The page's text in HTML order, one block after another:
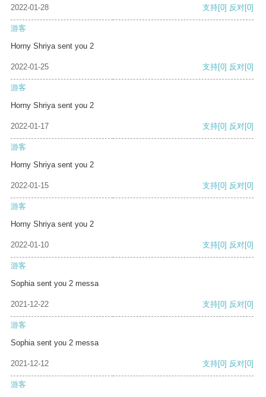
2022-01-28 支持[0] 反对[0]
游客
Horny Shriya sent you 2
2022-01-25 支持[0] 反对[0]
游客
Horny Shriya sent you 2
2022-01-17 支持[0] 反对[0]
游客
Horny Shriya sent you 2
2022-01-15 支持[0] 反对[0]
游客
Horny Shriya sent you 2
2022-01-10 支持[0] 反对[0]
游客
Sophia sent you 2 messa
2021-12-22 支持[0] 反对[0]
游客
Sophia sent you 2 messa
2021-12-12 支持[0] 反对[0]
游客